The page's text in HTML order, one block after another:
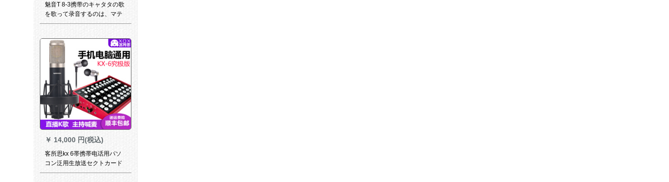
魅音T 8-3携带のキャタタの歌
を歌って录音するのは、マテ
クの速さの手の动き回る音の
の歌を歌って录音するのは、
表のマイクのコーンピルとい
います。
￥ 14,000 円(税込)
客所思kx 6帯携帯电话用パソ
コン泛用生放送セクトカード
デスクスクスクは同K歌克6-7